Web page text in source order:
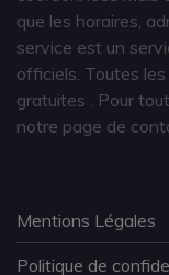
que les horaires,
service est un
officiels. Toutes
gratuites
. Pour
notre page de
Mentions Légales
Politique de